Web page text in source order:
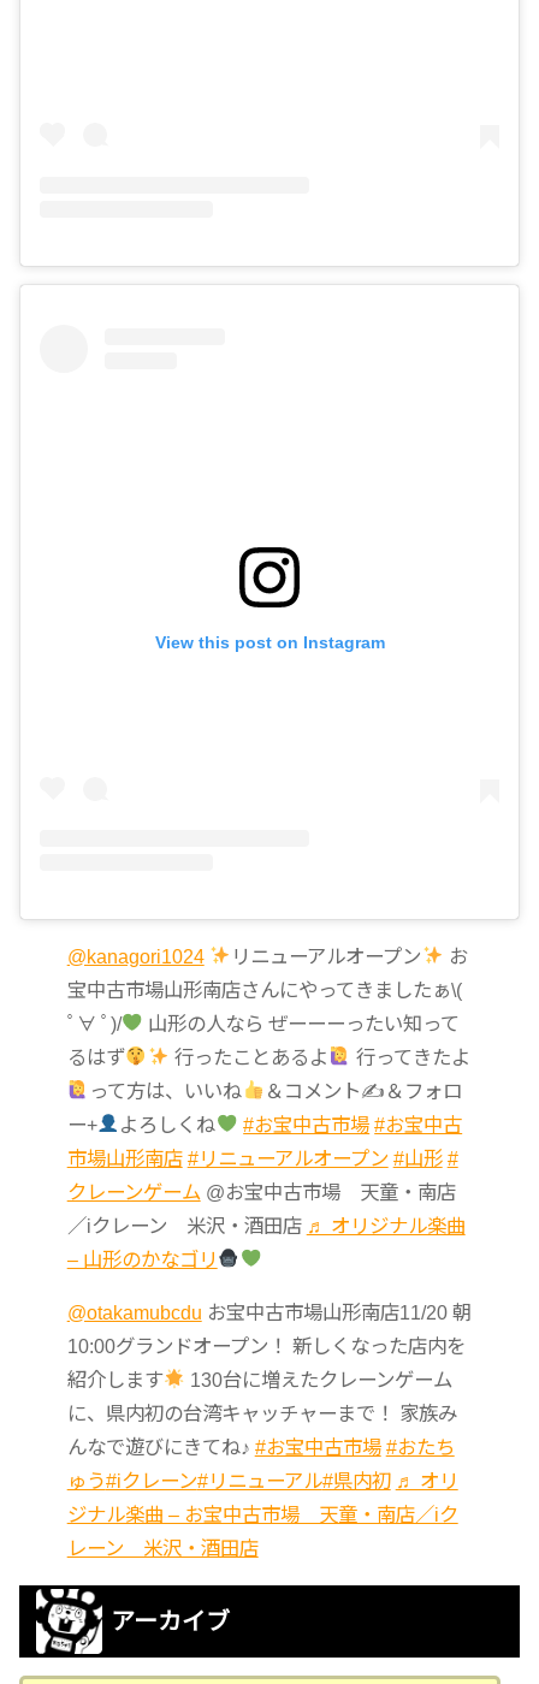
View this post on Instagram
@kanagori1024 リニューアルオープン
お
宝中古市場山形南店さんにやってきましたぁ\(
ﾟ∀ ﾟ)/
山形の人なら ぜーーーったい知って
るはず
行ったことあるよ
行ってきたよ
って方は、いいね
＆コメント✍ ＆フォロ
ー+
よろしくね #お宝中古市場 #お宝中古
市場山形南店 #リニューアルオープン #山形 #
クレーンゲーム @お宝中古市場 天童・南店
／iクレーン 米沢・酒田店 ♬ オリジナル楽曲
– 山形のかなゴリ
@otakamubcdu お宝中古市場山形南店11/20 朝
10:00グランドオープン！ 新しくなった店内を
紹介します
130台に増えたクレーンゲーム
に、県内初の台湾キャッチャーまで！ 家族み
んなで遊びにきてね♪ #お宝中古市場 #おたち
ゅう#iクレーン#リニューアル#県内初 ♬ オリ
ジナル楽曲 – お宝中古市場 天童・南店／iク
レーン 米沢・酒田店
アーカイブ